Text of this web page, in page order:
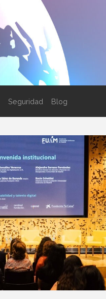
Seguridad Blog